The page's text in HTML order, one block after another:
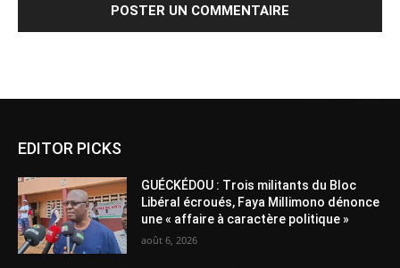
EDITOR PICKS
GUÉCKÉDOU : Trois militants du Bloc
Libéral écroués, Faya Millimono dénonce
une « affaire à caractère politique »
août 6, 2026